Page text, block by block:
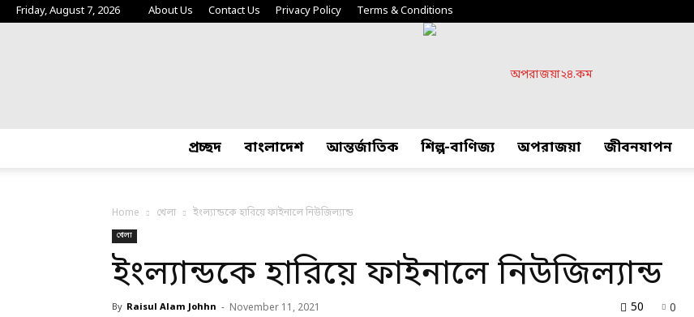
Friday, August 7, 2026 About Us Contact Us Privacy Policy Terms & Conditions
প্রচ্ছদ বাংলাদেশ আন্তর্জাতিক শিল্প-বাণিজ্য অপরাজয়া জীবনযাপন
Home খেলা ইংল্যান্ডকে হারিয়ে ফাইনালে নিউজিল্যান্ড
খেলা
ইংল্যান্ডকে হারিয়ে ফাইনালে নিউজিল্যান্ড
By Raisul Alam Johhn - November 11, 2021 0
50